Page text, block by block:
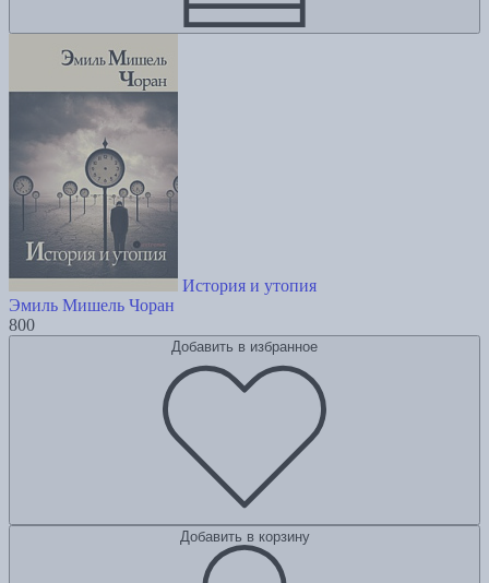
История и утопия
Эмиль Мишель Чоран
800
Добавить в избранное
Добавить в корзину